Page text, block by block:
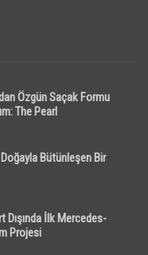
Özgün Saçak Formu
The Pearl
Bütünleşen Bir
Dışında İlk Mercedes-
Projesi